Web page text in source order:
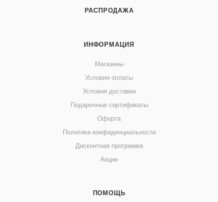
РАСПРОДАЖА
ИНФОРМАЦИЯ
Магазины
Условия оплаты
Условия доставки
Подарочные сертификаты
Оферта
Политика конфиденциальности
Дисконтная программа
Акции
ПОМОЩЬ